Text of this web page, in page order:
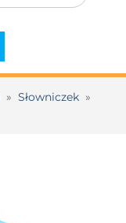
» Słowniczek »